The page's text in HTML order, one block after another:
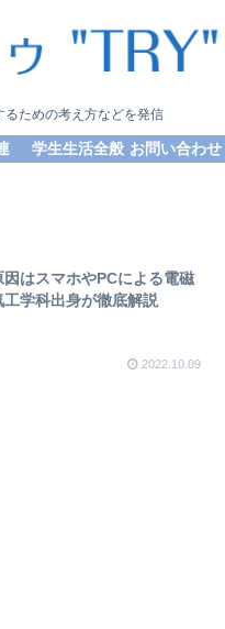
るための考え方などを発信
学生生活全般 お問い合わせ
はスマホやPCによる電磁
学科出身が徹底解説
2022.10.09